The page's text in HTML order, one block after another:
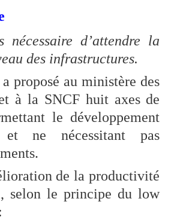
nécessaire d’attendre la
des infrastructures.
proposé au ministère des
à la SNCF huit axes de
le développement
ne nécessitant pas
de la productivité
selon le principe du low